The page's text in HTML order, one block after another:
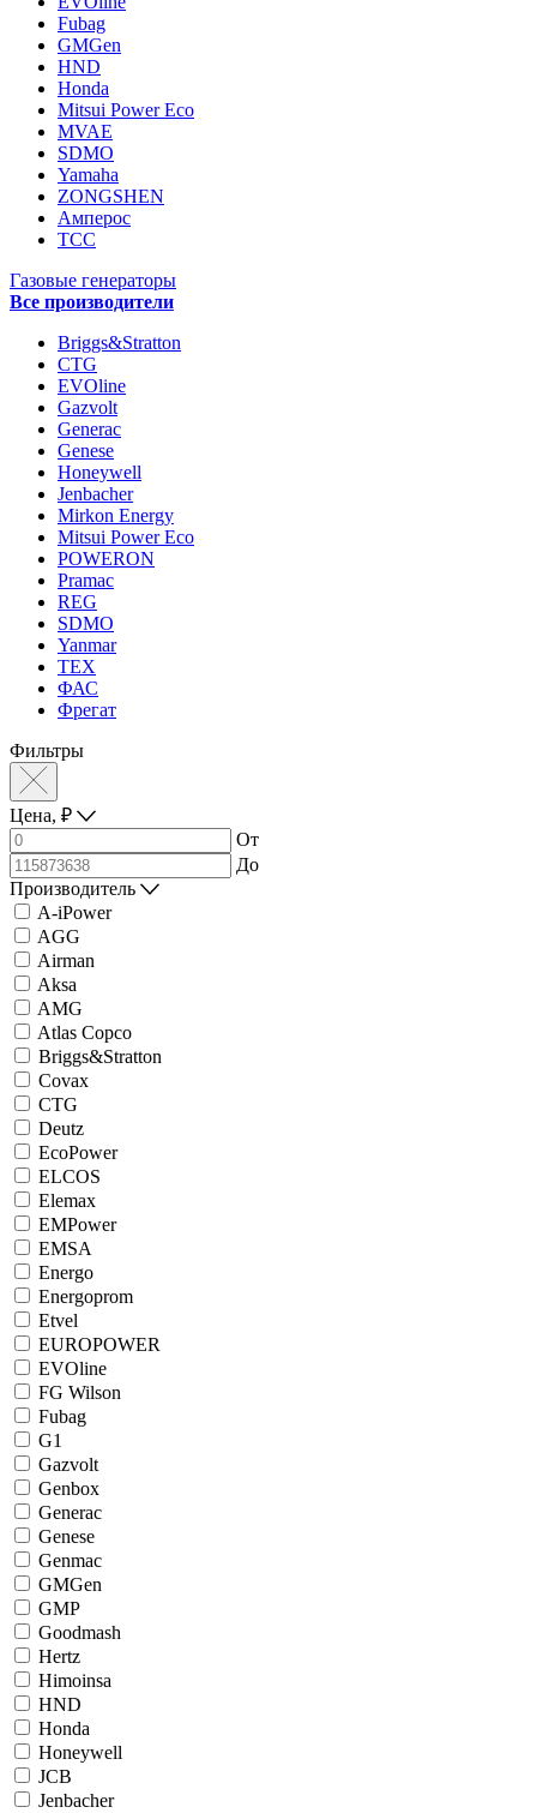
Fubag
GMGen
HND
Honda
Mitsui Power Eco
MVAE
SDMO
Yamaha
ZONGSHEN
Амперос
ТСС
Газовые генераторы
Все производители
Briggs&Stratton
CTG
EVOline
Gazvolt
Generac
Genese
Honeywell
Jenbacher
Mirkon Energy
Mitsui Power Eco
POWERON
Pramac
REG
SDMO
Yanmar
ТЕХ
ФАС
Фрегат
Фильтры
Цена, ₽
От
До
Производитель
A-iPower
AGG
Airman
Aksa
AMG
Atlas Copco
Briggs&Stratton
Covax
CTG
Deutz
EcoPower
ELCOS
Elemax
EMPower
EMSA
Energo
Energoprom
Etvel
EUROPOWER
EVOline
FG Wilson
Fubag
G1
Gazvolt
Genbox
Generac
Genese
Genmac
GMGen
GMP
Goodmash
Hertz
Himoinsa
HND
Honda
Honeywell
JCB
Jenbacher